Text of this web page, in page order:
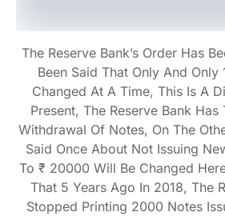
The Reserve Bank’s Order Has
Been Said That Only And Only
Changed At A Time, This Is A
Present, The Reserve Bank
Withdrawal Of Notes, On The
Said Once About Not Issuing
To ₹ 20000 Will Be Changed
That 5 Years Ago In 2018, The
Stopped Printing 2000 Notes